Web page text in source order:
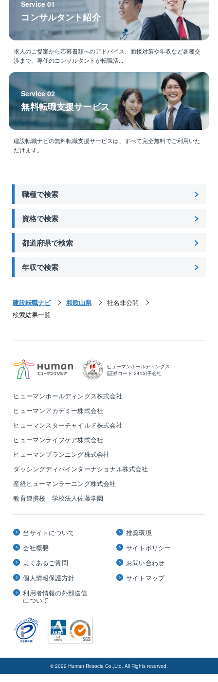
Service 01
コンサルタント紹介
求人のご提案から応募書類へのアドバイス、面接対策や年収など各種交
渉まで、専任のコンサルタントが転職活...
Service 02
無料転職支援サービス
建設転職ナビの無料転職支援サービスは、すべて完全無料でご利用いた
だけます。
職種で検索
資格で検索
都道府県で検索
年収で検索
建設転職ナビ 和歌山県
社名非公開
検索結果一覧
ヒューマンホールディングス
(証券コード:2415)子会社
ヒューマンホールディングス株式会社
ヒューマンアカデミー株式会社
ヒューマンスターチャイルド株式会社
ヒューマンライフケア株式会社
ヒューマンプランニング株式会社
ダッシングディバインターナショナル株式会社
産経ヒューマンラーニング株式会社
教育連携校 学校法人佐藤学園
当サイトについて
会社概要
よくあるご質問
個人情報保護方針
利用者情報の外部送信
について
推奨環境
サイトポリシー
お問い合わせ
サイトマップ
© 2022 Human Resocia Co.,Ltd. All Rights reserved.